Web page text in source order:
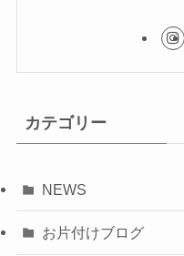
カテゴリー
NEWS
お片付けブログ